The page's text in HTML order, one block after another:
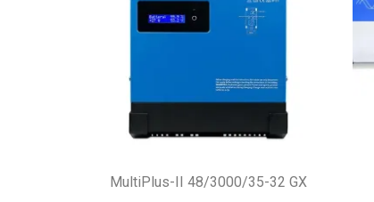
MultiPlus-II 48/3000/35-32 GX